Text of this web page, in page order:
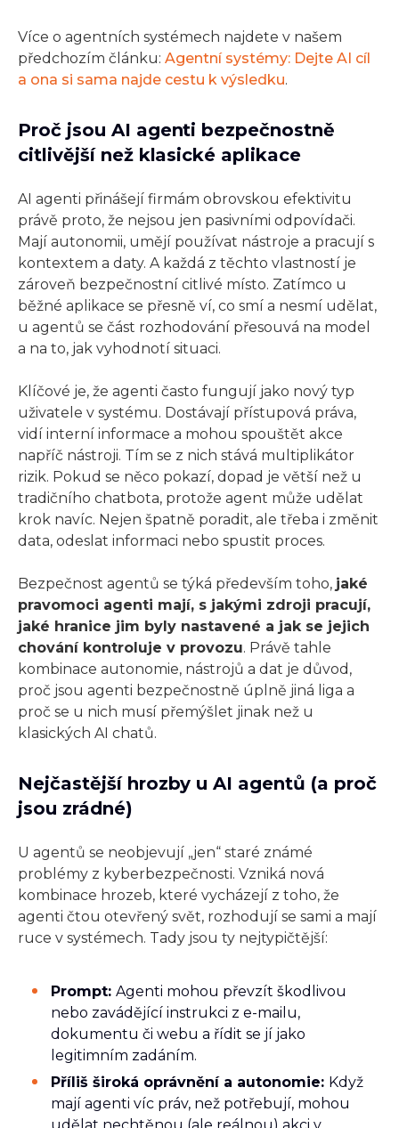
Více o agentních systémech najdete v našem
předchozím článku: Agentní systémy: Dejte AI cíl
a ona si sama najde cestu k výsledku.
Proč jsou AI agenti bezpečnostně
citlivější než klasické aplikace
AI agenti přinášejí firmám obrovskou efektivitu
právě proto, že nejsou jen pasivními odpovídači.
Mají autonomii, umějí používat nástroje a pracují s
kontextem a daty. A každá z těchto vlastností je
zároveň bezpečnostní citlivé místo. Zatímco u
běžné aplikace se přesně ví, co smí a nesmí udělat,
u agentů se část rozhodování přesouvá na model
a na to, jak vyhodnotí situaci.
Klíčové je, že agenti často fungují jako nový typ
uživatele v systému. Dostávají přístupová práva,
vidí interní informace a mohou spouštět akce
napříč nástroji. Tím se z nich stává multiplikátor
rizik. Pokud se něco pokazí, dopad je větší než u
tradičního chatbota, protože agent může udělat
krok navíc. Nejen špatně poradit, ale třeba i změnit
data, odeslat informaci nebo spustit proces.
Bezpečnost agentů se týká především toho, jaké
pravomoci agenti mají, s jakými zdroji pracují,
jaké hranice jim byly nastavené a jak se jejich
chování kontroluje v provozu. Právě tahle
kombinace autonomie, nástrojů a dat je důvod,
proč jsou agenti bezpečnostně úplně jiná liga a
proč se u nich musí přemýšlet jinak než u
klasických AI chatů.
Nejčastější hrozby u AI agentů (a proč
jsou zrádné)
U agentů se neobjevují „jen“ staré známé
problémy z kyberbezpečnosti. Vzniká nová
kombinace hrozeb, které vycházejí z toho, že
agenti čtou otevřený svět, rozhodují se sami a mají
ruce v systémech. Tady jsou ty nejtypičtější:
Prompt: Agenti mohou převzít škodlivou
nebo zavádějící instrukci z e-mailu,
dokumentu či webu a řídit se jí jako
legitimním zadáním.
Příliš široká oprávnění a autonomie: Když
mají agenti víc práv, než potřebují, mohou